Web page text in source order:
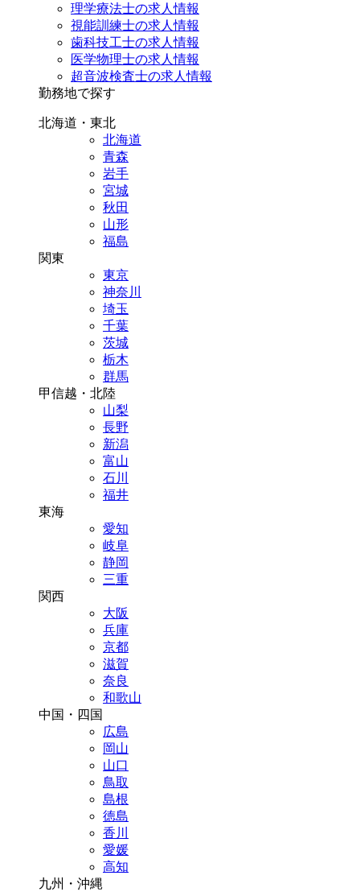
理学療法士の求人情報
視能訓練士の求人情報
歯科技工士の求人情報
医学物理士の求人情報
超音波検査士の求人情報
勤務地で探す
北海道・東北
北海道
青森
岩手
宮城
秋田
山形
福島
関東
東京
神奈川
埼玉
千葉
茨城
栃木
群馬
甲信越・北陸
山梨
長野
新潟
富山
石川
福井
東海
愛知
岐阜
静岡
三重
関西
大阪
兵庫
京都
滋賀
奈良
和歌山
中国・四国
広島
岡山
山口
鳥取
島根
徳島
香川
愛媛
高知
九州・沖縄